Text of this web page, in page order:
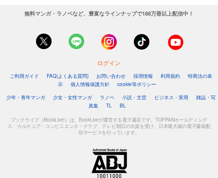
無料マンガ・ラノベなど、豊富なラインナップで188万冊以上配信中！
ログイン
ご利用ガイド FAQ(よくある質問) お問い合わせ 採用情報 利用規約
特商法の表
示
個人情報保護方針
cookie等ポリシー
少年・青年マンガ
少女・女性マンガ ラノベ 小説・文芸 ビジネス・実用
雑誌・写
真集
TL BL
ブックライブ（BookLive!）は、BookLiveが運営する電子書店です。TOPPANホールディング
ス、カルチュア・コンビニエンス・クラブ、テレビ朝日の出資を受け、日本最大級の電子書籍配
信サービスを行っています。